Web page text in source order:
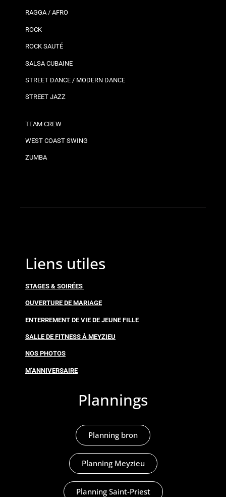
RAGGA / AFRO
ROCK
ROCK SAUTÉ
SALSA CUBAINE
STREET DANCE / MODERN DANCE
STREET JAZZ
TEAM CREW
WEST COAST SWING
ZUMBA
Liens utiles
STAGES & SOIRÉES
OUVERTURE DE MARIAGE
ENTERREMENT DE VIE DE JEUNE FILLE
SALLE DE FITNESS À MEYZIEU
NOS PHOTOS
M’ANNIVERSAIRE
Plannings
Planning bron
Planning Meyzieu
Planning Saint-Priest